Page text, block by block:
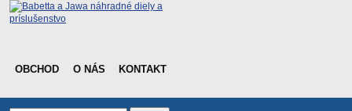
OBCHOD O NÁS KONTAKT